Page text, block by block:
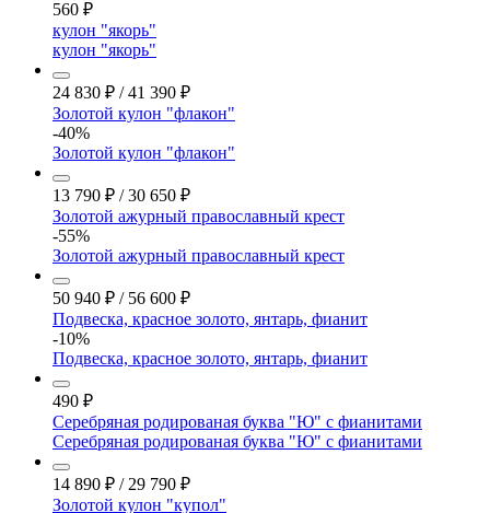
560 ₽
кулон "якорь"
кулон "якорь"
24 830 ₽ / 41 390 ₽
Золотой кулон "флакон"
-40%
Золотой кулон "флакон"
13 790 ₽ / 30 650 ₽
Золотой ажурный православный крест
-55%
Золотой ажурный православный крест
50 940 ₽ / 56 600 ₽
Подвеска, красное золото, янтарь, фианит
-10%
Подвеска, красное золото, янтарь, фианит
490 ₽
Серебряная родированая буква "Ю" с фианитами
Серебряная родированая буква "Ю" с фианитами
14 890 ₽ / 29 790 ₽
Золотой кулон "купол"